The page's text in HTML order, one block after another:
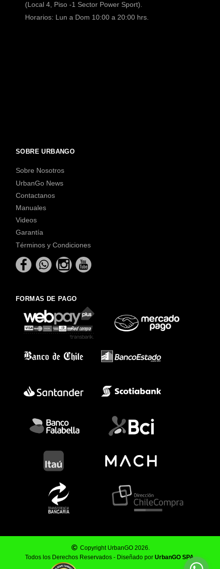
(Local 4, Piso -1 Sector Power Sport).
Horarios: Lun a Dom 10:00 a 20:00 hrs.
SOBRE URBANGO
Sobre Nosotros
UrbanGo News
Contactanos
Manuales
Videos
Garantía
Términos y Condiciones
FORMAS DE PAGO
Copyright UrbanGO 2026.
Todos los Derechos Reservados - Diseñado por UrbanGO SPA.